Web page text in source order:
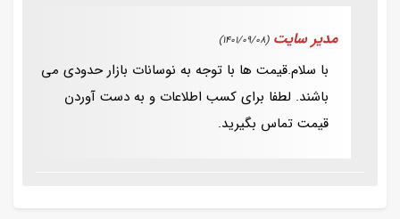
مدیر سایت (1401/09/08)
با سلام.قیمت ها با توجه به نوسانات بازار حدودی می
باشند. لطفا برای کسب اطلاعات و به دست آوردن
قیمت تماس بگیرید.